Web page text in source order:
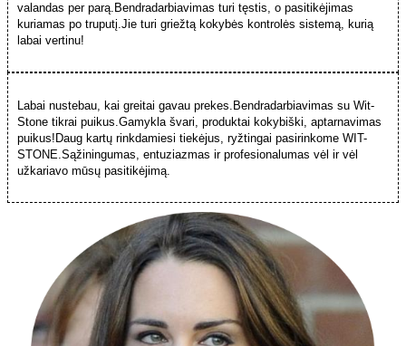
valandas per parą.Bendradarbiavimas turi tęstis, o pasitikėjimas
kuriamas po truputį.Jie turi griežtą kokybės kontrolės sistemą, kurią
labai vertinu!
Labai nustebau, kai greitai gavau prekes.Bendradarbiavimas su Wit-
Stone tikrai puikus.Gamykla švari, produktai kokybiški, aptarnavimas
puikus!Daug kartų rinkdamiesi tiekėjus, ryžtingai pasirinkome WIT-
STONE.Sąžiningumas, entuziazmas ir profesionalumas vėl ir vėl
užkariavo mūsų pasitikėjimą.